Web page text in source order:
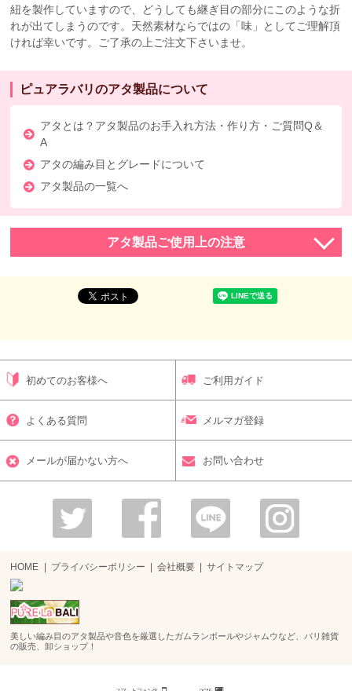
紐を製作していますので、どうしても継ぎ目の部分にこのような折
れが出てしまうのです。天然素材ならではの「味」としてご理解頂
ければ幸いです。ご了承の上ご注文下さいませ。
ピュアラバリのアタ製品について
アタとは？アタ製品のお手入れ方法・作り方・ご質問Q＆
A
アタの編み目とグレードについて
アタ製品の一覧へ
アタ製品ご使用上の注意
初めてのお客様へ ご利用ガイド
よくある質問 メルマガ登録
メールが届かない方へ お問い合わせ
HOME プライバシーポリシー 会社概要 サイトマップ
美しい編み目のアタ製品や音色を厳選したガムランボールやジャムウなど、バリ雑貨
の販売、卸ショップ！